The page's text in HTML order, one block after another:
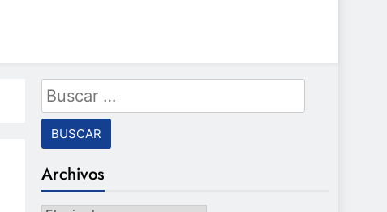
Buscar:
Archivos